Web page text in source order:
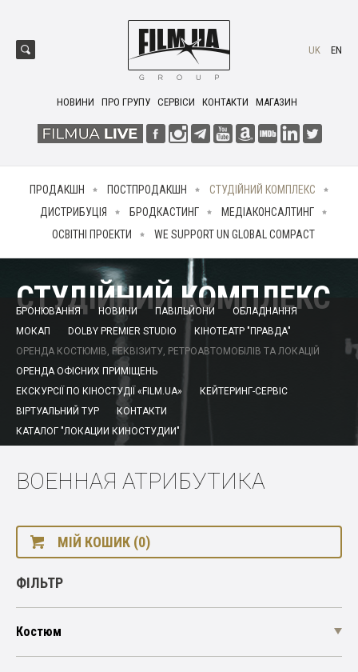
НОВИНИ ПРО ГРУПУ СЕРВІСИ КОНТАКТИ МАГАЗИН
UK EN
ПРОДАКШН ПОСТПРОДАКШН
СТУДІЙНИЙ КОМПЛЕКС
ДИСТРИБУЦІЯ
БРОДКАСТИНГ
МЕДІАКОНСАЛТИНГ
ОСВІТНІ ПРОЕКТИ
WE SUPPORT UN GLOBAL COMPACT
СТУДІЙНИЙ КОМПЛЕКС
БРОНЮВАННЯ НОВИНИ ПАВІЛЬЙОНИ
ОБЛАДНАННЯ
МОКАП
DOLBY PREMIER STUDIO
КІНОТЕАТР "ПРАВДА"
ОРЕНДА КОСТЮМІВ, РЕКВІЗИТУ, РЕТРОАВТОМОБІЛІВ ТА ЛОКАЦІЙ
ОРЕНДА ОФІСНИХ ПРИМІЩЕНЬ
ЕКСКУРСІЇ ПО КІНОСТУДІЇ «FILM.UA»
КЕЙТЕРИНГ-СЕРВІС
ВІРТУАЛЬНИЙ ТУР
КОНТАКТИ
КАТАЛОГ "ЛОКАЦИИ КИНОСТУДИИ"
ВОЕННАЯ АТРИБУТИКА
МІЙ КОШИК (0)
ФІЛЬТР
Костюм